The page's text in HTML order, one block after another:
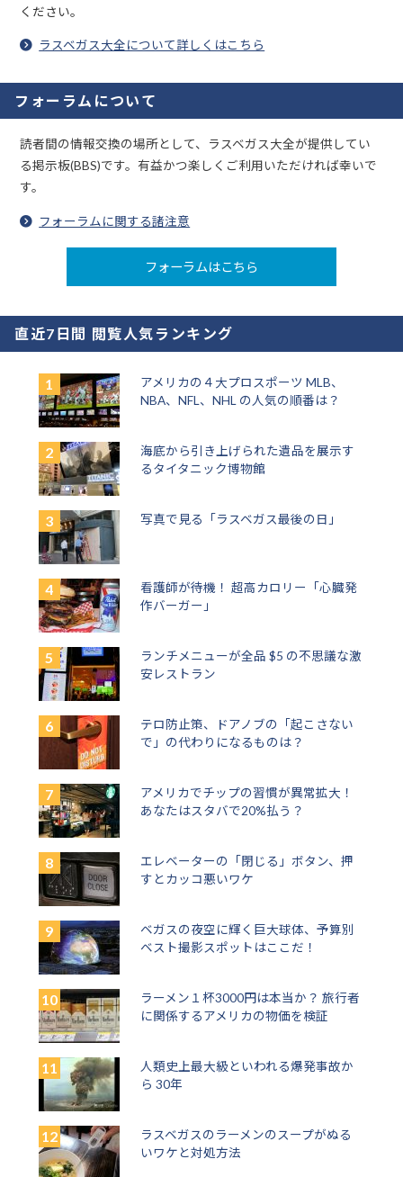
ください。
ラスベガス大全について詳しくはこちら
フォーラムについて
読者間の情報交換の場所として、ラスベガス大全が提供してい
る掲示板(BBS)です。有益かつ楽しくご利用いただければ幸いで
す。
フォーラムに関する諸注意
フォーラムはこちら
直近7日間 閲覧人気ランキング
アメリカの４大プロスポーツ MLB、
NBA、NFL、NHL の人気の順番は？
海底から引き上げられた遺品を展示す
るタイタニック博物館
写真で見る「ラスベガス最後の日」
看護師が待機！ 超高カロリー「心臓発
作バーガー」
ランチメニューが全品 $5 の不思議な激
安レストラン
テロ防止策、ドアノブの「起こさない
で」の代わりになるものは？
アメリカでチップの習慣が異常拡大！
あなたはスタバで20%払う？
エレベーターの「閉じる」ボタン、押
すとカッコ悪いワケ
ベガスの夜空に輝く巨大球体、予算別
ベスト撮影スポットはここだ！
ラーメン１杯3000円は本当か？ 旅行者
に関係するアメリカの物価を検証
人類史上最大級といわれる爆発事故か
ら 30年
ラスベガスのラーメンのスープがぬる
いワケと対処方法